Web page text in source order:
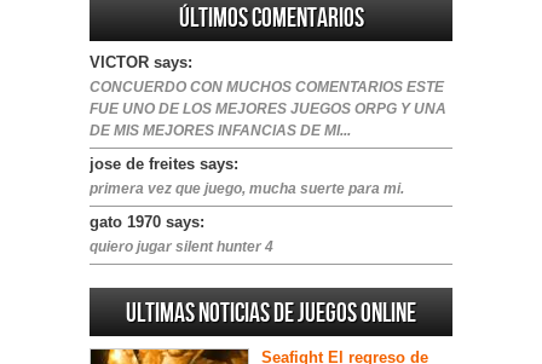
Últimos comentarios
VICTOR says:
CONCUERDO CON MUCHOS COMENTARIOS ESTE
FUE UNO DE LOS MEJORES JUEGOS ORPG Y UNA
DE MIS MEJORES INFANCIAS DE MI...
jose de freites says:
primera vez que juego, mucha suerte para mi.
gato 1970 says:
quiero jugar silent hunter 4
Ultimas noticias de juegos online
Seafight El regreso de